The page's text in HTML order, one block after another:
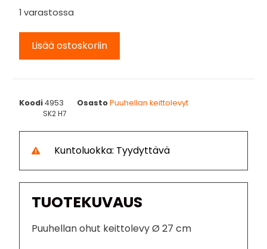
1 varastossa
Lisää ostoskoriin
Koodi4953 OsastoPuuhellan keittolevyt
SK2 H7
Kuntoluokka: Tyydyttävä
TUOTEKUVAUS
Puuhellan ohut keittolevy Ø 27 cm